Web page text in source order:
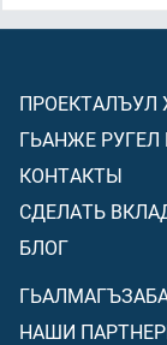
ПРОЕКТАЛЪУЛ
ГЬАНЖЕ РУГЕЛ
КОНТАКТЫ
СДЕЛАТЬ
БЛОГ
НАШИ